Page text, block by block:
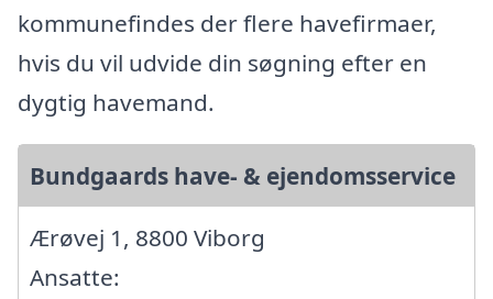
kommunefindes der flere havefirmaer,
hvis du vil udvide din søgning efter en
dygtig havemand.
Bundgaards have- & ejendomsservice
Ærøvej 1, 8800 Viborg
Ansatte: